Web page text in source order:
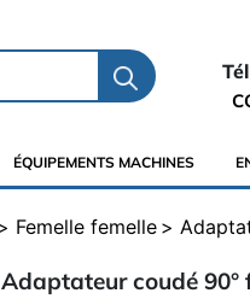
ÉQUIPEMENTS MACHINES
Femelle femelle
Adaptateur coudé 90°